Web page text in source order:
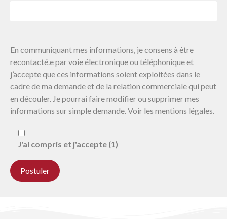
En communiquant mes informations, je consens à être
recontacté.e par voie électronique ou téléphonique et
j’accepte que ces informations soient exploitées dans le
cadre de ma demande et de la relation commerciale qui peut
en découler. Je pourrai faire modifier ou supprimer mes
informations sur simple demande. Voir les mentions légales.
J'ai compris et j'accepte (1)